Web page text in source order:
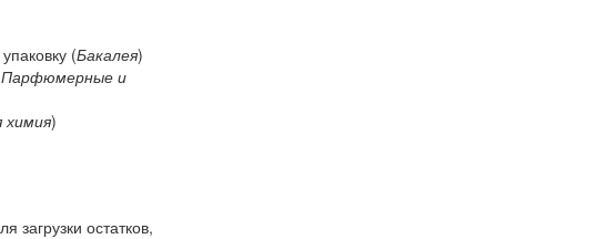
(Бакалея)
Парфюмерные и
химия)
остатков,